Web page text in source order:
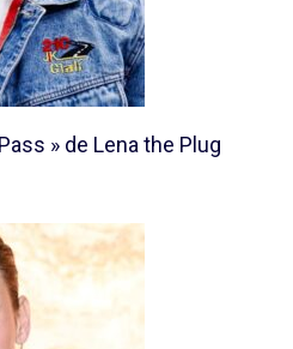
» de Lena the Plug